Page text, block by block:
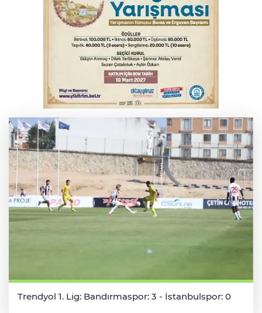
İnegöl’de yangın paniği! Apartmana
sıçrayan alevler söndürüldü
Elektrik akımına kapılan işçi hayatını
kaybetti
Serbest piyasada döviz fiyatları
Trendyol 1. Lig: Bandırmaspor: 3 - İstanbulspor: 0